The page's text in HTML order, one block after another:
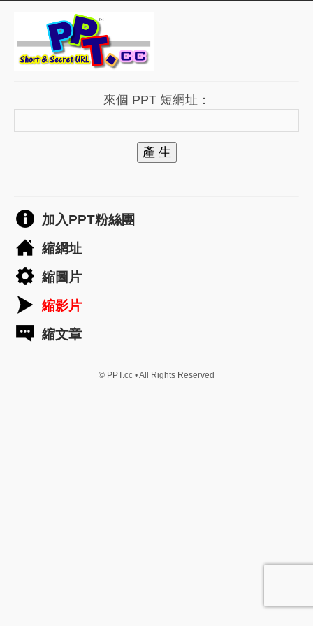
來個 PPT 短網址：
產 生
加入PPT粉絲團
縮網址
縮圖片
縮影片
縮文章
© PPT.cc • All Rights Reserved